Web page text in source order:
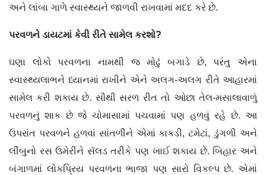
અને લાંબા ગાળે સ્વાસ્થ્યને જાળવી રાખવામાં મદદ કરે છે.
પરવળને ડાયટમાં કેવી રીતે સામેલ કરશો?
ઘણા લોકો પરવળના નામથી જ મોઢું બગાડે છે, પરંતુ એના
સ્વાસ્થ્યલાભને ધ્યાનમાં રાખીને એને અલગ-અલગ રીતે આહારમાં
સામેલ કરી શકાય છે. સૌથી સરળ રીત તો ઓછા તેલ-મસાલાવાળું
પરવળનું શાક છે જે ચોમાસામાં પચવામાં પણ હળવું રહે છે. આ
ઉપરાંત પરવળને હળવાં સાંતળીને એમાં કાકડી, ટમેટાં, ડુંગળી અને
લીંબુનો રસ ઉમેરીને સૅલડ તરીકે પણ ખાઈ શકાય છે. બિહાર અને
બંગાળમાં લોકપ્રિય પરવળના ભાજા પણ સારો વિકલ્પ છે. એમાં